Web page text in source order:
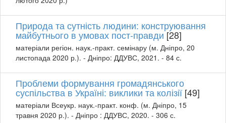
Природа та сутність людини: конструювання
майбутнього в умовах пост-правди[28]
матеріали регіон. наук.-практ. семінару (м. Дніпро, 20
листопада 2020 р.). - Дніпро: ДДУВС, 2021. - 84 с.
Проблеми формування громадянського
суспільства в Україні: виклики та колізії [49]
матеріали Всеукр. наук.-практ. конф. (м. Дніпро, 15
травня 2020 р.). - Дніпро : ДДУВС, 2020. - 306 с.